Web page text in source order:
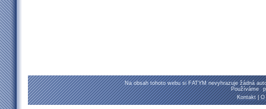
Na obsah tohoto webu si FATYM nevyhrazuje žádná
Používáme
Kontakt|O